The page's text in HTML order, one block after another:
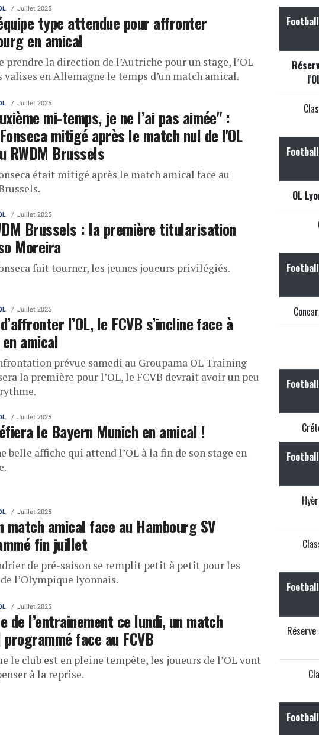
Juillet 2025
type attendue pour affronter
en amical
prendre la direction de l’Autriche pour un stage, l’OL
valises en Allemagne le temps d’un match amical.
Juillet 2025
mi-temps, je ne l’ai pas aimée" :
mitigé après le match nul de l'OL
RWDM Brussels
était mitigé après le match amical face au
Juillet 2025
Brussels : la première titularisation
Moreira
fait tourner, les jeunes joueurs privilégiés.
Juillet 2025
l’OL, le FCVB s’incline face à
amical
prévue samedi au Groupama OL Training
la première pour l’OL, le FCVB devrait avoir un peu
Juillet 2025
le Bayern Munich en amical !
belle affiche qui attend l’OL à la fin de son stage en
Juillet 2025
match amical face au Hambourg SV
fin juillet
de pré-saison se remplit petit à petit pour les
l’Olympique lyonnais.
Juillet 2025
de l’entrainement ce lundi, un match
face au FCVB
le club est en pleine tempête, les joueurs de l’OL vont
à la reprise.
OL
Réserve